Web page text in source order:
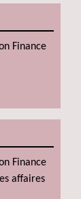
Finance
Finance
affaires